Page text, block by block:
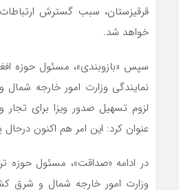
قرقیزستان، سبب گسترش
خواهد شد.
سپس «بازوبندی»، مسئول حوزه
نمایندگی وزارت امور خارجه
لزوم تسهیل صدور ویزا برای تجار
عنوان کرد: این امر هم اکنون
در ادامه «صداقت»، مسئول حوزه
وزارت امور خارجه شمال و شرق